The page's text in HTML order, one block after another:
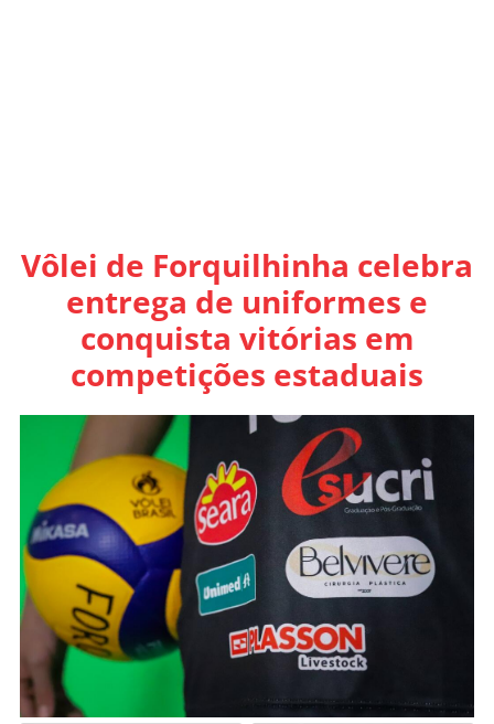
Vôlei de Forquilhinha celebra
entrega de uniformes e
conquista vitórias em
competições estaduais